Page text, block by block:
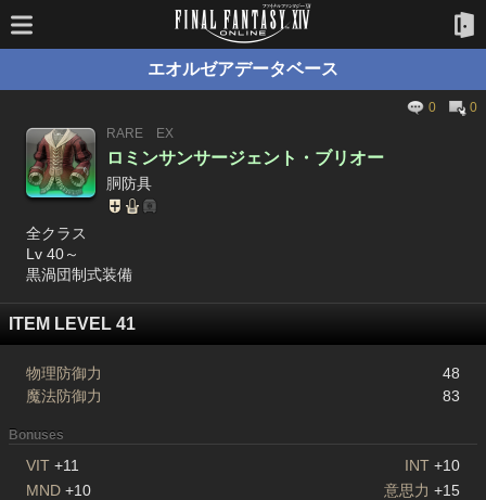
エオルゼアデータベース
0
0
RARE
EX
ロミンサンサージェント・ブリオー
胴防具
全クラス
Lv 40～
黒渦団制式装備
ITEM LEVEL 41
物理防御力
48
魔法防御力
83
Bonuses
VIT +11 INT +10
MND +10 意思力 +15